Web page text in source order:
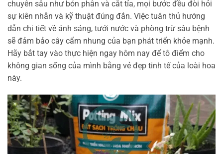
chuyên sâu như bón phân và cắt tỉa, mọi bước đều đòi hỏi
sự kiên nhẫn và kỹ thuật đúng đắn. Việc tuân thủ hướng
dẫn chi tiết về ánh sáng, tưới nước và phòng trừ sâu bệnh
sẽ đảm bảo cây cẩm nhung của bạn phát triển khỏe mạnh.
Hãy bắt tay vào thực hiện ngay hôm nay để tô điểm cho
không gian sống của mình bằng vẻ đẹp tinh tế của loài hoa
này.